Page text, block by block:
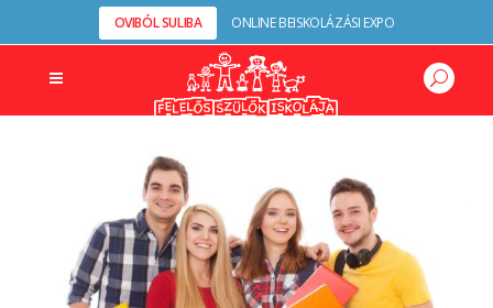
OVIBÓL SULIBA ONLINE BEISKOLÁZÁSI EXPO